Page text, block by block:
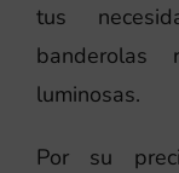
tus
banderolas
luminosas.
Por su